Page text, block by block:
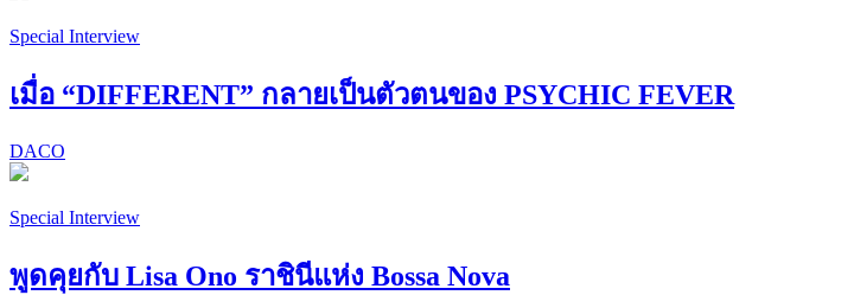
Special Interview
เมื่อ “DIFFERENT” กลายเป็นตัวตนของ PSYCHIC FEVER
DACO
Special Interview
พูดคุยกับ Lisa Ono ราชินีแห่ง Bossa Nova